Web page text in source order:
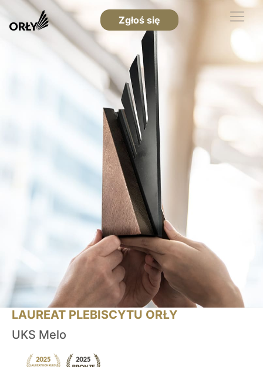
Zgłoś się
LAUREAT PLEBISCYTU ORŁY
UKS Melo